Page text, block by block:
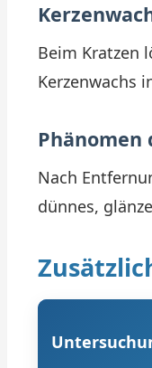
Beim Kratzen
Kerzenwachs
Phänomen
Nach
dünnes,